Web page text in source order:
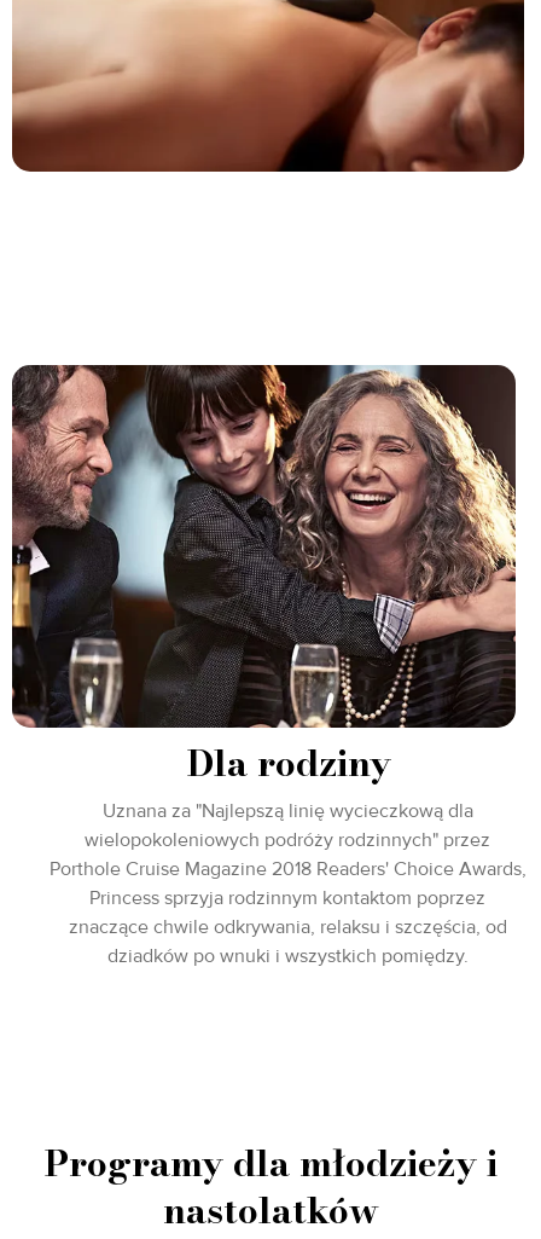
Dla rodziny
Uznana za "Najlepszą linię wycieczkową dla
wielopokoleniowych podróży rodzinnych" przez
Porthole Cruise Magazine 2018 Readers' Choice Awards,
Princess sprzyja rodzinnym kontaktom poprzez
znaczące chwile odkrywania, relaksu i szczęścia, od
dziadków po wnuki i wszystkich pomiędzy.
Programy dla młodzieży i
nastolatków